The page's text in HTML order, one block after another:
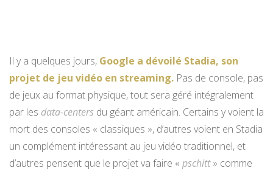
Il y a quelques jours, Google a dévoilé Stadia, son
projet de jeu vidéo en streaming. Pas de console, pas
de jeux au format physique, tout sera géré intégralement
par les data-centers du géant américain. Certains y voient la
mort des consoles « classiques », d’autres voient en Stadia
un complément intéressant au jeu vidéo traditionnel, et
d’autres pensent que le projet va faire « pschitt» comme